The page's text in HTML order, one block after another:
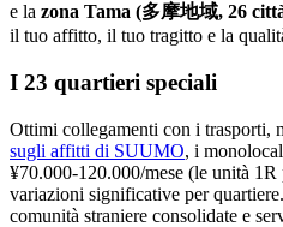
e la zona Tama (多摩地域, 26
il tuo affitto, il tuo tragitto e la
I 23 quartieri speciali
Ottimi collegamenti con i trasporti,
sugli affitti di SUUMO, i
¥70.000-120.000/mese (le unità 1R
variazioni significative per
comunità straniere consolidate e